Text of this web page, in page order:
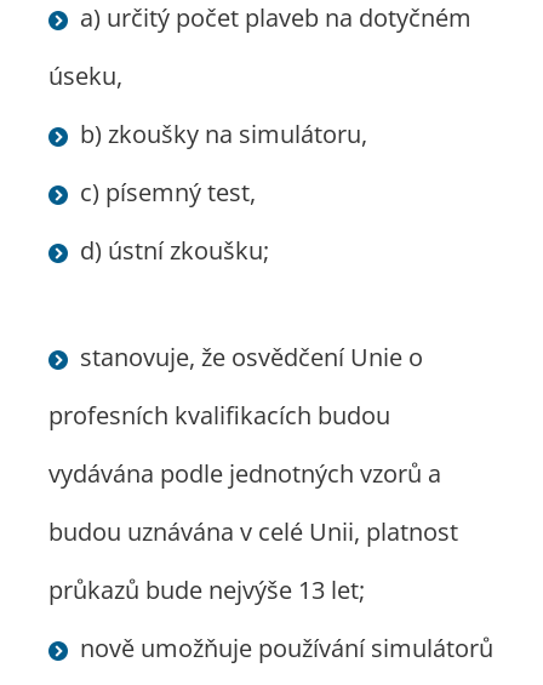
a) určitý počet plaveb na dotyčném
úseku,
b) zkoušky na simulátoru,
c) písemný test,
d) ústní zkoušku;
stanovuje, že osvědčení Unie o
profesních kvalifikacích budou
vydávána podle jednotných vzorů a
budou uznávána v celé Unii, platnost
průkazů bude nejvýše 13 let;
nově umožňuje používání simulátorů